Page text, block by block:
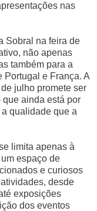
nas
Sobral na feira de
não apenas
também para a
Portugal e França. A
julho promete ser
que ainda está por
qualidade que a
limita apenas à
espaço de
e curiosos
desde
exposições
dos eventos